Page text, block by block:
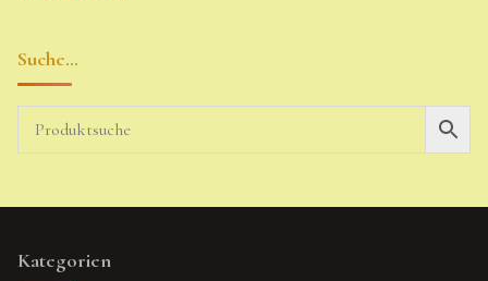
Suche…
Kategorien